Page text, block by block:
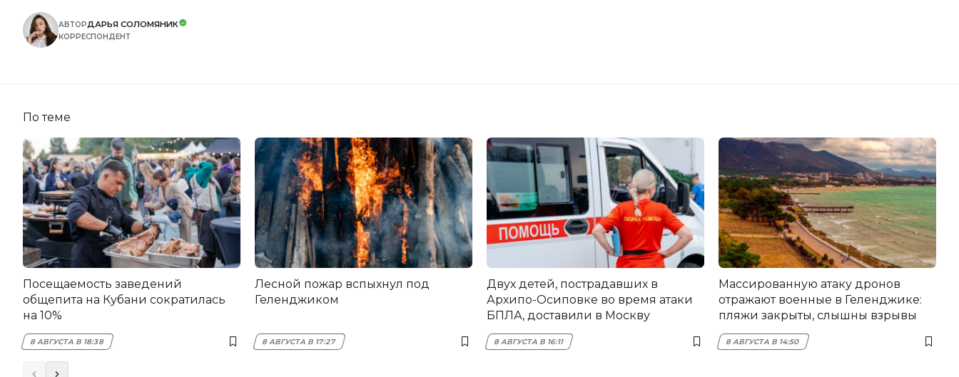
АВТОРДАРЬЯ СОЛОМЯНИК
КОРРЕСПОНДЕНТ
По теме
Посещаемость заведений
общепита на Кубани сократилась
на 10%
8 АВГУСТА В 18:38
Лесной пожар вспыхнул под
Геленджиком
8 АВГУСТА В 17:27
Двух детей, пострадавших в
Архипо-Осиповке во время атаки
БПЛА, доставили в Москву
8 АВГУСТА В 16:11
Массированную атаку дронов
отражают военные в Геленджике:
пляжи закрыты, слышны взрывы
8 АВГУСТА В 14:50